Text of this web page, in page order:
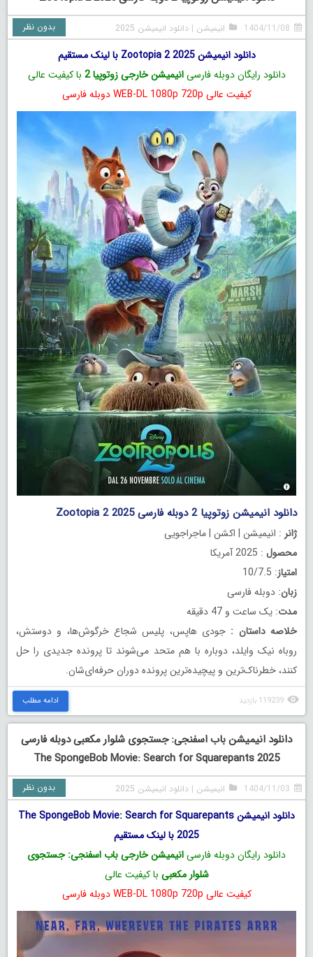
1404/11/08 انیمیشن | دانلود انیمیشن 2025 بدون نظر
دانلود انیمیشن Zootopia 2 2025 با لینک مستقیم
دانلود رایگان دوبله فارسیانیمیشن خارجی زوتوپیا 2 با کیفیت عالی
کیفیت عالی WEB-DL 1080p 720p دوبله فارسی
دانلود انیمیشن زوتوپیا 2 دوبله فارسی Zootopia 2 2025
ژانر : انیمیشن | اکشن | ماجراجویی
محصول : 2025 آمریکا
امتیاز: 10/7.5
زبان: دوبله فارسی
مدت: یک ساعت و 47 دقیقه
خلاصه داستان : جودی هاپس، پلیس شجاع خرگوش‌ها، و دوستش،
روباه نیک وایلد، دوباره با هم متحد می‌شوند تا پرونده جدیدی را حل
کنند، خطرناک‌ترین و پیچیده‌ترین پرونده دوران حرفه‌ای‌شان.
119239 بازدید ادامه مطلب
دانلود انیمیشن باب اسفنجی: جستجوی شلوار مکعبی دوبله فارسی
The SpongeBob Movie: Search for Squarepants 2025
1404/11/03 انیمیشن | دانلود انیمیشن 2025 بدون نظر
دانلود انیمیشن The SpongeBob Movie: Search for Squarepants
2025 با لینک مستقیم
دانلود رایگان دوبله فارسیانیمیشن خارجی باب اسفنجی: جستجوی
شلوار مکعبی با کیفیت عالی
کیفیت عالی WEB-DL 1080p 720p دوبله فارسی